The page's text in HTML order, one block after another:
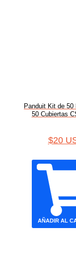
Panduit Kit de
50 Cubiertas
$20
AÑADIR AL